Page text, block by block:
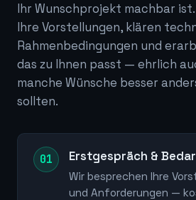
Ihr Wunschprojekt machbar
Ihre Vorstellungen, klären
Rahmenbedingungen und
das zu Ihnen passt — ehrlich
manche Wünsche besser
sollten.
Erstgespräch &
Wir besprechen Ihre
und Anforderungen —